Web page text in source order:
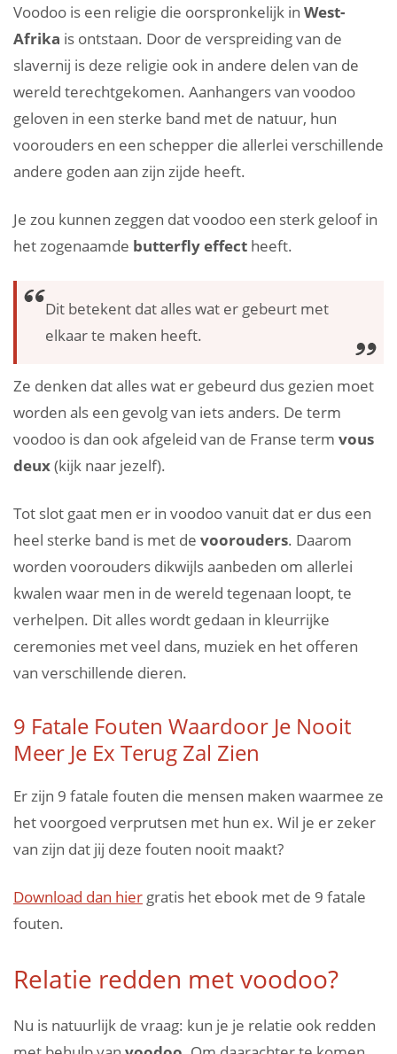
Voodoo is een religie die oorspronkelijk in West-
Afrika is ontstaan. Door de verspreiding van de
slavernij is deze religie ook in andere delen van de
wereld terechtgekomen. Aanhangers van voodoo
geloven in een sterke band met de natuur, hun
voorouders en een schepper die allerlei verschillende
andere goden aan zijn zijde heeft.
Je zou kunnen zeggen dat voodoo een sterk geloof in
het zogenaamde butterfly effect heeft.
Dit betekent dat alles wat er gebeurt met
elkaar te maken heeft.
Ze denken dat alles wat er gebeurd dus gezien moet
worden als een gevolg van iets anders. De term
voodoo is dan ook afgeleid van de Franse term vous
deux(kijk naar jezelf).
Tot slot gaat men er in voodoo vanuit dat er dus een
heel sterke band is met de voorouders. Daarom
worden voorouders dikwijls aanbeden om allerlei
kwalen waar men in de wereld tegenaan loopt, te
verhelpen. Dit alles wordt gedaan in kleurrijke
ceremonies met veel dans, muziek en het offeren
van verschillende dieren.
9 Fatale Fouten Waardoor Je Nooit
Meer Je Ex Terug Zal Zien
Er zijn 9 fatale fouten die mensen maken waarmee ze
het voorgoed verprutsen met hun ex. Wil je er zeker
van zijn dat jij deze fouten nooit maakt?
Download dan hier gratis het ebook met de 9 fatale
fouten.
Relatie redden met voodoo?
Nu is natuurlijk de vraag: kun je je relatie ook redden